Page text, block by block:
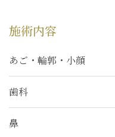
施術内容
あご・輪郭・小顔
歯科
鼻